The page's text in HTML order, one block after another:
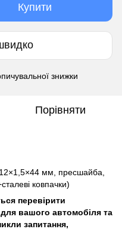
Купити
знижки
Порівняти
мм, пресшайба,
ковпачки)
перевірити
для вашого автомобіля та
запитання,